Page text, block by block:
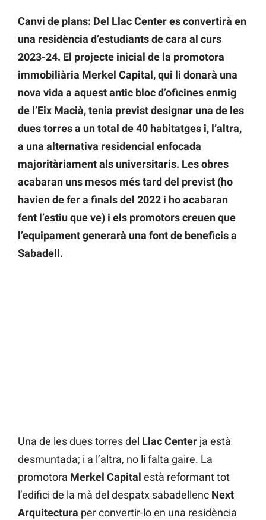
Canvi de plans: Del Llac Center es convertirà en
una residència d’estudiants de cara al curs
2023-24. El projecte inicial de la promotora
immobiliària Merkel Capital, qui li donarà una
nova vida a aquest antic bloc d’oficines enmig
de l’Eix Macià, tenia previst designar una de les
dues torres a un total de 40 habitatges i, l’altra,
a una alternativa residencial enfocada
majoritàriament als universitaris. Les obres
acabaran uns mesos més tard del previst (ho
havien de fer a finals del 2022 i ho acabaran
fent l’estiu que ve) i els promotors creuen que
l’equipament generarà una font de beneficis a
Sabadell.
Una de les dues torres del Llac Center ja està
desmuntada; i a l’altra, no li falta gaire. La
promotora Merkel Capital està reformant tot
l’edifici de la mà del despatx sabadellenc Next
Arquitectura per convertir-lo en una residència